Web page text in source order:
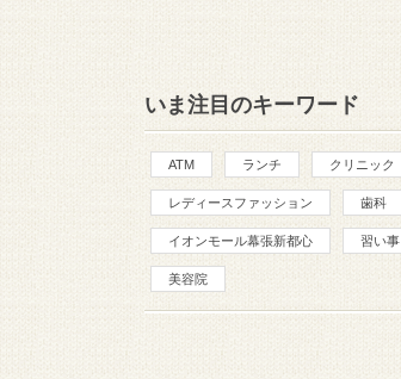
いま注目のキーワード
ATM ランチ クリニック
レディースファッション 歯科
イオンモール幕張新都心 習い事
美容院